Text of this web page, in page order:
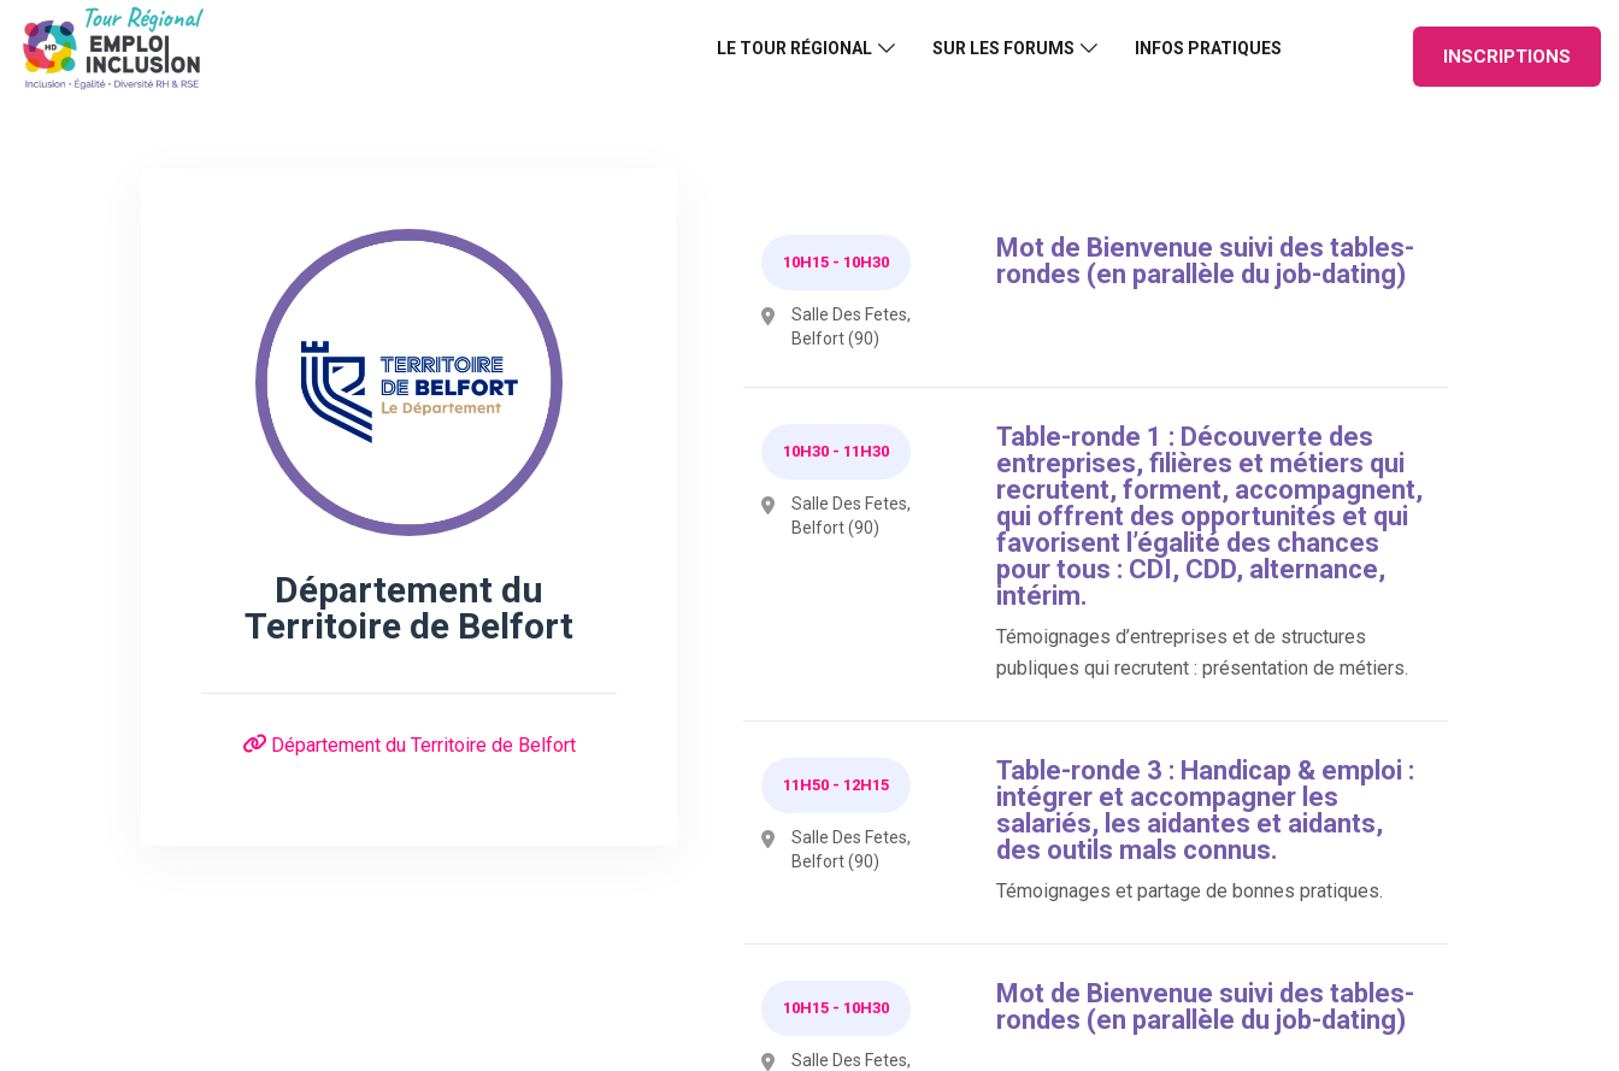
LE TOUR RÉGIONAL SUR LES FORUMS INFOS PRATIQUES INSCRIPTIONS
Département du
Territoire de Belfort
Département du Territoire de Belfort
10H15 - 10H30
Salle Des Fetes,
Belfort (90)
Mot de Bienvenue suivi des tables-
rondes (en parallèle du job-dating)
10H30 - 11H30
Salle Des Fetes,
Belfort (90)
Table-ronde 1 : Découverte des
entreprises, filières et métiers qui
recrutent, forment, accompagnent,
qui offrent des opportunités et qui
favorisent l’égalité des chances
pour tous : CDI, CDD, alternance,
intérim.
Témoignages d’entreprises et de structures
publiques qui recrutent : présentation de métiers.
11H50 - 12H15
Salle Des Fetes,
Belfort (90)
Table-ronde 3 : Handicap & emploi :
intégrer et accompagner les
salariés, les aidantes et aidants,
des outils mals connus.
Témoignages et partage de bonnes pratiques.
10H15 - 10H30
Salle Des Fetes,
Mot de Bienvenue suivi des tables-
rondes (en parallèle du job-dating)